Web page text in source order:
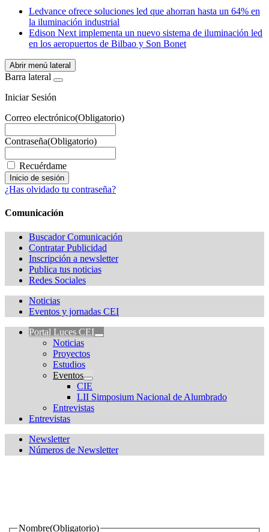
WhatsApp
Ledvance ofrece soluciones led que ahorran hasta un 64% en
la iluminación industrial
Edison Next implementa un nuevo sistema de iluminación led
en los aeropuertos de Bilbao y Son Bonet
Abrir menú lateral
Barra lateral
Iniciar Sesión
Correo electrónico(Obligatorio)
Contraseña(Obligatorio)
Recuérdame
¿Has olvidado tu contraseña?
Comunicación
Buscador Comunicación
Contratar Publicidad
Inscripción a newsletter
Publica tus noticias
Redes Sociales
Noticias
Eventos y jornadas CEI
Portal Luces CEI
Noticias
Proyectos
Estudios
Eventos
CIE
LII Simposium Nacional de Alumbrado
Entrevistas
Entrevistas
Newsletter
Números de Newsletter
Nombre(Obligatorio)